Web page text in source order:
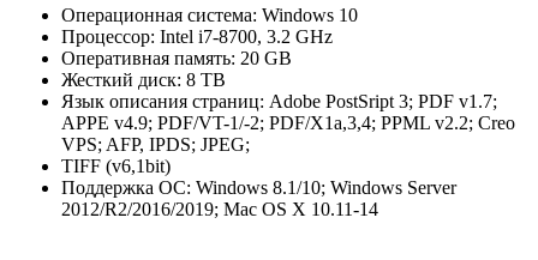
Операционная система: Windows 10
Процессор: Intel i7-8700, 3.2 GHz
Оперативная память: 20 GB
Жесткий диск: 8 TB
Язык описания страниц: Adobe PostSript 3; PDF v1.7;
APPE v4.9; PDF/VT-1/-2; PDF/X1a,3,4; PPML v2.2; Creo
VPS; AFP, IPDS; JPEG;
TIFF (v6,1bit)
Поддержка ОС: Windows 8.1/10; Windows Server
2012/R2/2016/2019; Mac OS X 10.11-14